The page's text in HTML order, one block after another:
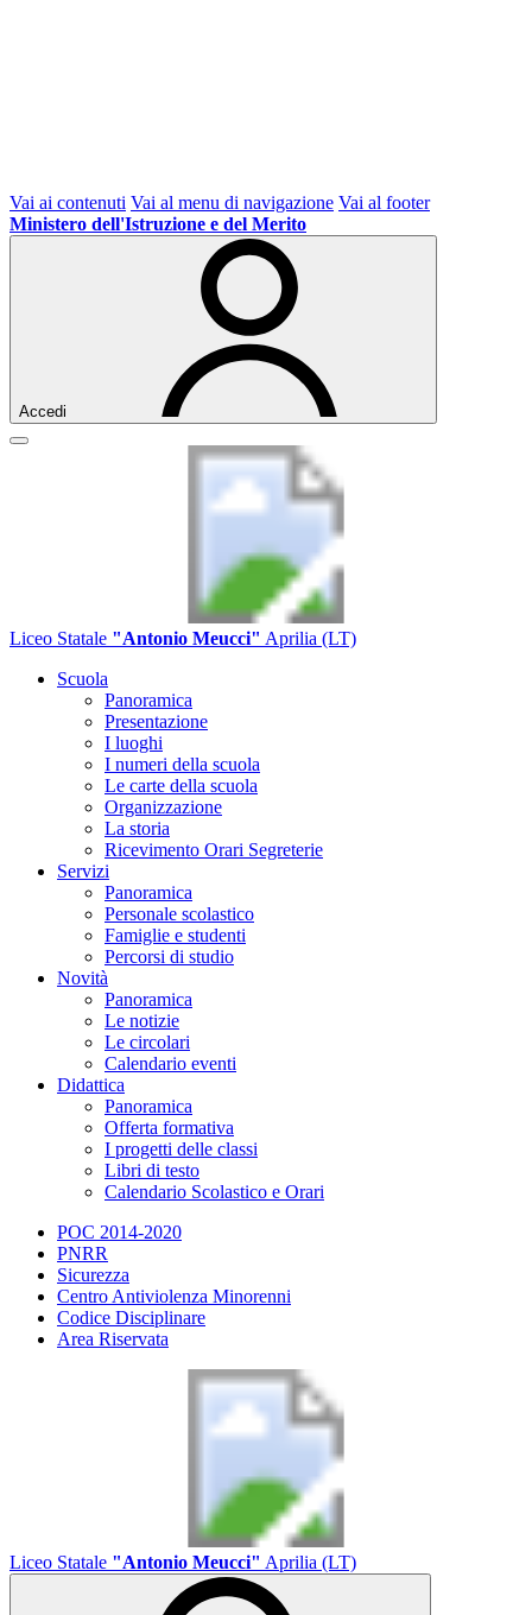
Vai ai contenuti Vai al menu di navigazione Vai al footer
Ministero dell'Istruzione e del Merito
Accedi
Liceo Statale "Antonio Meucci" Aprilia (LT)
Scuola
Panoramica
Presentazione
I luoghi
I numeri della scuola
Le carte della scuola
Organizzazione
La storia
Ricevimento Orari Segreterie
Servizi
Panoramica
Personale scolastico
Famiglie e studenti
Percorsi di studio
Novità
Panoramica
Le notizie
Le circolari
Calendario eventi
Didattica
Panoramica
Offerta formativa
I progetti delle classi
Libri di testo
Calendario Scolastico e Orari
POC 2014-2020
PNRR
Sicurezza
Centro Antiviolenza Minorenni
Codice Disciplinare
Area Riservata
Liceo Statale "Antonio Meucci" Aprilia (LT)